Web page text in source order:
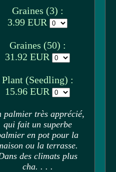
Graines (3) :
3.99 EUR
Graines (50) :
31.92 EUR
Plant (Seedling) :
15.96 EUR
palmier très apprécié,
qui fait un superbe
en pot pour la
ou la terrasse.
des climats plus
cha. . . .